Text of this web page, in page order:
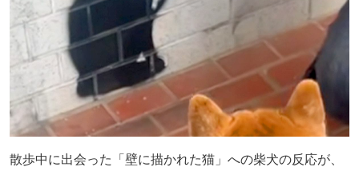
散歩中に出会った「壁に描かれた猫」への柴犬の反応が、